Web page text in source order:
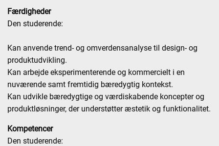
Færdigheder
Den studerende:
Kan anvende trend- og omverdensanalyse til design- og
produktudvikling.
Kan arbejde eksperimenterende og kommercielt i en
nuværende samt fremtidig bæredygtig kontekst.
Kan udvikle bæredygtige og værdiskabende koncepter og
produktløsninger, der understøtter æstetik og funktionalitet.
Kompetencer
Den studerende: